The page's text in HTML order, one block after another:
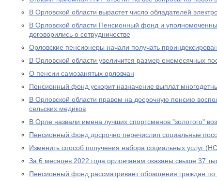
В Орловской области вырастет число обладателей
В Орловской области Пенсионный фонд и
договорились о сотрудничестве
Орловские пенсионеры начали получать
В Орловской области увеличится размер ежемесячных
О пенсии самозанятых орловчан
Пенсионный фонд ускорит назначение выплат
В Орловской области правом на досрочную пенсию
сельских медиков
В Орле назвали имена лучших спортсменов "золотого"
Пенсионный фонд досрочно перечислил социальные
Изменить способ получения набора социальных услуг
За 6 месяцев 2022 года орловчанам оказаны свыше 37
Пенсионный фонд рассматривает обращения граждан по